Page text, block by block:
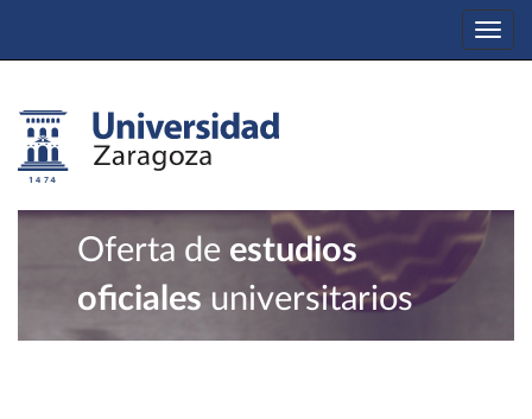
Oferta de estudios
oficiales universitarios